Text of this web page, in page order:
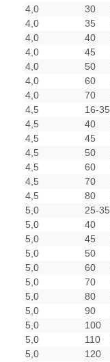
4,0
30
4,0
35
4,0
40
4,0
45
4,0
50
4,0
60
4,0
70
4,5
16-35
4,5
40
4,5
45
4,5
50
4,5
60
4,5
70
4,5
80
5,0
25-35
5,0
40
5,0
45
5,0
50
5,0
60
5,0
70
5,0
80
5,0
90
5,0
100
5,0
110
5,0
120